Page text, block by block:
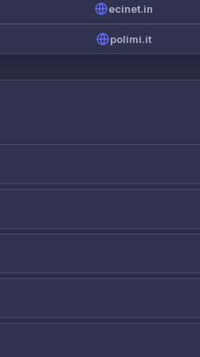
ecinet.in
polimi.it